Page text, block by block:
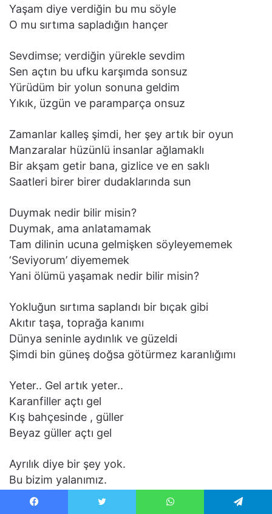
Yaşam diye verdiğin bu mu söyle
O mu sırtıma sapladığın hançer
Sevdimse; verdiğin yürekle sevdim
Sen açtın bu ufku karşımda sonsuz
Yürüdüm bir yolun sonuna geldim
Yıkık, üzgün ve paramparça onsuz
Zamanlar kalleş şimdi, her şey artık bir oyun
Manzaralar hüzünlü insanlar ağlamaklı
Bir akşam getir bana, gizlice ve en saklı
Saatleri birer birer dudaklarında sun
Duymak nedir bilir misin?
Duymak, ama anlatamamak
Tam dilinin ucuna gelmişken söyleyememek
‘Seviyorum’ diyememek
Yani ölümü yaşamak nedir bilir misin?
Yokluğun sırtıma saplandı bir bıçak gibi
Akıtır taşa, toprağa kanımı
Dünya seninle aydınlık ve güzeldi
Şimdi bin güneş doğsa götürmez karanlığımı
Yeter.. Gel artık yeter..
Karanfiller açtı gel
Kış bahçesinde , güller
Beyaz güller açtı gel
Ayrılık diye bir şey yok.
Bu bizim yalanımız.
Sevmek var aslında, özlemek var, beklemek var.